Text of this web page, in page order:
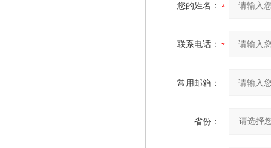
您的姓名：
联系电话：
常用邮箱：
省份：